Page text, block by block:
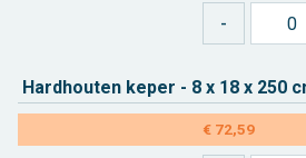
Hard­hou­ten keper - 8 x 18 x 250
€ 72,59